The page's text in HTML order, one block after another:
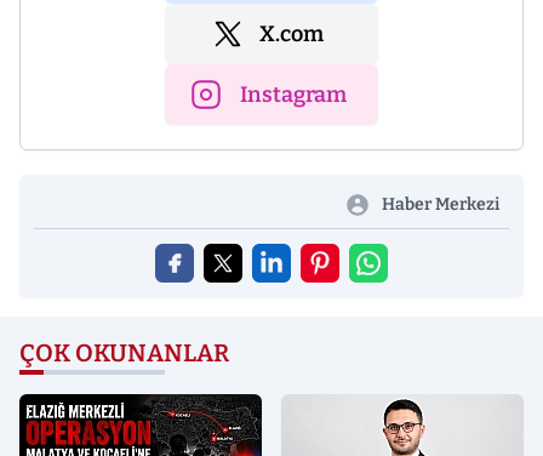
X.com
Instagram
Haber Merkezi
ÇOK OKUNANLAR